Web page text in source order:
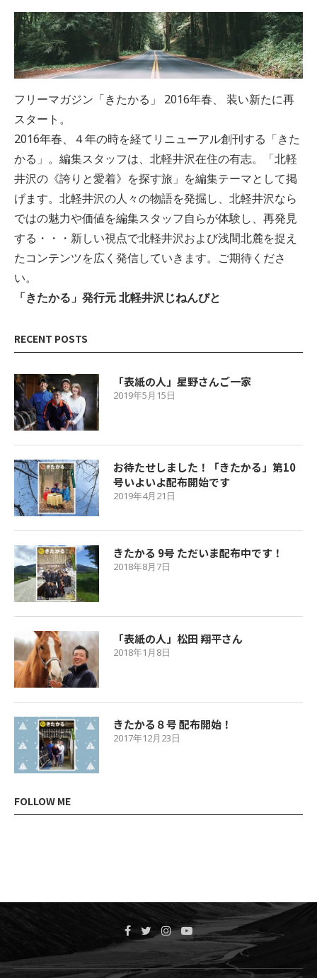
フリーマガジン「きたかる」 2016年春、 装い新たに再
スタート。
2016年春、４年の時を経てリニューアル創刊する「きた
かる」。編集スタッフは、北軽井沢在住の有志。「北軽
井沢の《誇りと愛着》を探す旅」を編集テーマとして掲
げます。北軽井沢の人々の物語を発掘し、北軽井沢なら
ではの魅力や価値を編集スタッフ自らが体験し、再発見
する・・・新しい視点で北軽井沢および浅間北麓を捉え
たコンテンツを広く発信していきます。ご期待くださ
い。
「きたかる」発行元 北軽井沢じねんびと
RECENT POSTS
「表紙の人」星野さんご一家
2019年5月15日
お待たせしました！「きたかる」第10
号いよいよ配布開始です
2019年4月21日
きたかる 9号 ただいま配布中です！
2018年8月7日
「表紙の人」松田 翔平さん
2018年1月8日
きたかる８号 配布開始！
2017年12月23日
FOLLOW ME